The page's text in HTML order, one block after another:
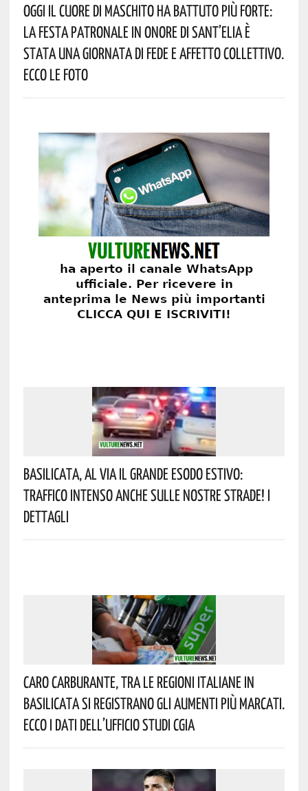
Oggi Il Cuore Di Maschito Ha Battuto Più Forte:
La Festa Patronale In Onore Di Sant’Elia È
Stata Una Giornata Di Fede E Affetto Collettivo.
Ecco Le Foto
Basilicata, Al Via Il Grande Esodo Estivo:
Traffico Intenso Anche Sulle Nostre Strade! I
Dettagli
Caro Carburante, Tra Le Regioni Italiane In
Basilicata Si Registrano Gli Aumenti Più Marcati.
Ecco I Dati Dell’Ufficio Studi CGIA